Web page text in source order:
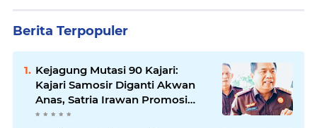
Berita Terpopuler
Kejagung Mutasi 90 Kajari:
Kajari Samosir Diganti Akwan
Anas, Satria Irawan Promosi
Kemana?